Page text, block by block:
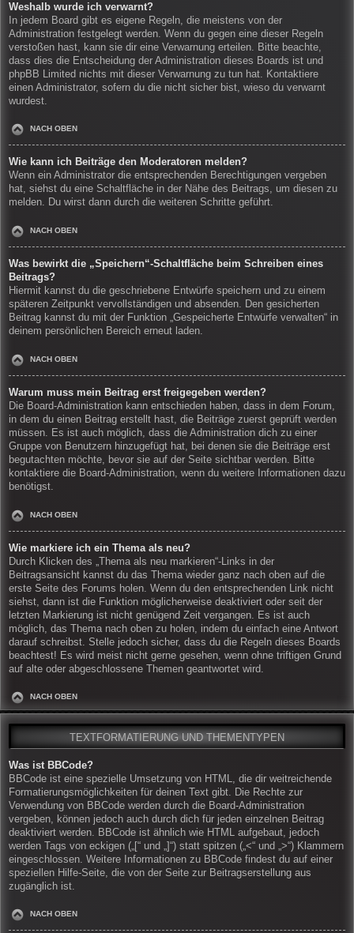
Weshalb wurde ich verwarnt?
In jedem Board gibt es eigene Regeln, die meistens von der
Administration festgelegt werden. Wenn du gegen eine dieser Regeln
verstoßen hast, kann sie dir eine Verwarnung erteilen. Bitte beachte,
dass dies die Entscheidung der Administration dieses Boards ist und
phpBB Limited nichts mit dieser Verwarnung zu tun hat. Kontaktiere
einen Administrator, sofern du die nicht sicher bist, wieso du verwarnt
wurdest.
NACH OBEN
Wie kann ich Beiträge den Moderatoren melden?
Wenn ein Administrator die entsprechenden Berechtigungen vergeben
hat, siehst du eine Schaltfläche in der Nähe des Beitrags, um diesen zu
melden. Du wirst dann durch die weiteren Schritte geführt.
NACH OBEN
Was bewirkt die „Speichern“-Schaltfläche beim Schreiben eines
Beitrags?
Hiermit kannst du die geschriebene Entwürfe speichern und zu einem
späteren Zeitpunkt vervollständigen und absenden. Den gesicherten
Beitrag kannst du mit der Funktion „Gespeicherte Entwürfe verwalten“ in
deinem persönlichen Bereich erneut laden.
NACH OBEN
Warum muss mein Beitrag erst freigegeben werden?
Die Board-Administration kann entschieden haben, dass in dem Forum,
in dem du einen Beitrag erstellt hast, die Beiträge zuerst geprüft werden
müssen. Es ist auch möglich, dass die Administration dich zu einer
Gruppe von Benutzern hinzugefügt hat, bei denen sie die Beiträge erst
begutachten möchte, bevor sie auf der Seite sichtbar werden. Bitte
kontaktiere die Board-Administration, wenn du weitere Informationen dazu
benötigst.
NACH OBEN
Wie markiere ich ein Thema als neu?
Durch Klicken des „Thema als neu markieren“-Links in der
Beitragsansicht kannst du das Thema wieder ganz nach oben auf die
erste Seite des Forums holen. Wenn du den entsprechenden Link nicht
siehst, dann ist die Funktion möglicherweise deaktiviert oder seit der
letzten Markierung ist nicht genügend Zeit vergangen. Es ist auch
möglich, das Thema nach oben zu holen, indem du einfach eine Antwort
darauf schreibst. Stelle jedoch sicher, dass du die Regeln dieses Boards
beachtest! Es wird meist nicht gerne gesehen, wenn ohne triftigen Grund
auf alte oder abgeschlossene Themen geantwortet wird.
NACH OBEN
TEXTFORMATIERUNG UND THEMENTYPEN
Was ist BBCode?
BBCode ist eine spezielle Umsetzung von HTML, die dir weitreichende
Formatierungsmöglichkeiten für deinen Text gibt. Die Rechte zur
Verwendung von BBCode werden durch die Board-Administration
vergeben, können jedoch auch durch dich für jeden einzelnen Beitrag
deaktiviert werden. BBCode ist ähnlich wie HTML aufgebaut, jedoch
werden Tags von eckigen („[“ und „]“) statt spitzen („<“ und „>“) Klammern
eingeschlossen. Weitere Informationen zu BBCode findest du auf einer
speziellen Hilfe-Seite, die von der Seite zur Beitragserstellung aus
zugänglich ist.
NACH OBEN